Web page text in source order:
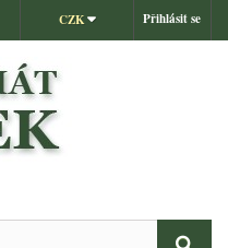
Přihlásit se
CZK